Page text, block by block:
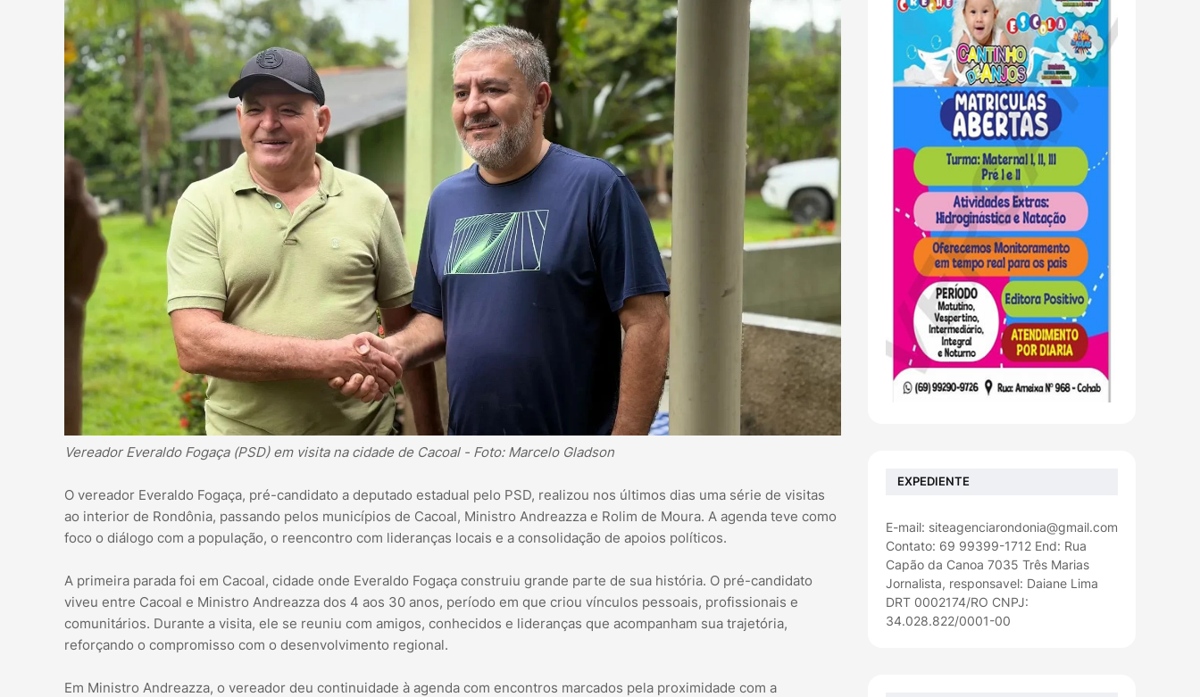
Vereador Everaldo Fogaça (PSD) em visita na cidade de Cacoal - Foto: Marcelo Gladson
O vereador Everaldo Fogaça, pré-candidato a deputado estadual pelo PSD, realizou nos últimos dias uma série de visitas
ao interior de Rondônia, passando pelos municípios de Cacoal, Ministro Andreazza e Rolim de Moura. A agenda teve como
foco o diálogo com a população, o reencontro com lideranças locais e a consolidação de apoios políticos.
A primeira parada foi em Cacoal, cidade onde Everaldo Fogaça construiu grande parte de sua história. O pré-candidato
viveu entre Cacoal e Ministro Andreazza dos 4 aos 30 anos, período em que criou vínculos pessoais, profissionais e
comunitários. Durante a visita, ele se reuniu com amigos, conhecidos e lideranças que acompanham sua trajetória,
reforçando o compromisso com o desenvolvimento regional.
Em Ministro Andreazza, o vereador deu continuidade à agenda com encontros marcados pela proximidade com a
EXPEDIENTE
E-mail: siteagenciarondonia@gmail.com
Contato: 69 99399-1712 End: Rua
Capão da Canoa 7035 Três Marias
Jornalista, responsavel: Daiane Lima
DRT 0002174/RO CNPJ:
34.028.822/0001-00